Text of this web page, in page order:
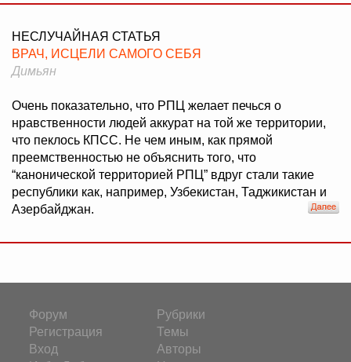
НЕСЛУЧАЙНАЯ СТАТЬЯ
ВРАЧ, ИСЦЕЛИ САМОГО СЕБЯ
Димьян
Очень показательно, что РПЦ желает печься о
нравственности людей аккурат на той же территории,
что пеклось КПСС. Не чем иным, как прямой
преемственностью не объяснить того, что
“канонической территорией РПЦ” вдруг стали такие
республики как, например, Узбекистан, Таджикистан и
Азербайджан.
Форум
Регистрация
Вход
Рубрики
Темы
Авторы